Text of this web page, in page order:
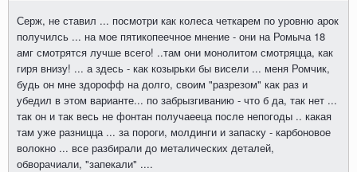
Серж, не ставил ... посмотри как колеса четкарем по уровню арок
получилсь ... на мое пятикопеечное мнение - они на Ромыча 18
амг смотрятся лучше всего! ..там они монолитом смотряцца, как
гиря внизу! ... а здесь - как козырьки бы висели ... меня Ромчик,
будь он мне здорофф на долго, своим "разрезом" как раз и
убедил в этом варианте... по забрызгиванию - что б да, так нет ...
так он и так весь не фонтан получаееца после непогоды .. какая
там уже разницца ... за пороги, молдинги и запаску - карбоновое
волокно ... все разбирали до металических деталей,
обворачиали, "запекали" ....